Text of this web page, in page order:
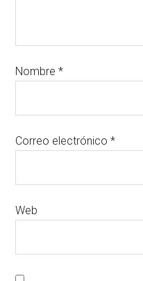
Nombre*
Correo electrónico*
Web